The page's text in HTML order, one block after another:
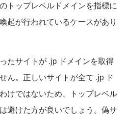
トップレベルドメインを指標に
起が行われているケースがあり
たサイトが .jp ドメインを取得
ん。正しいサイトが全て .jp ド
けではないため、トップレベル
避けた方が良いでしょう。偽サ